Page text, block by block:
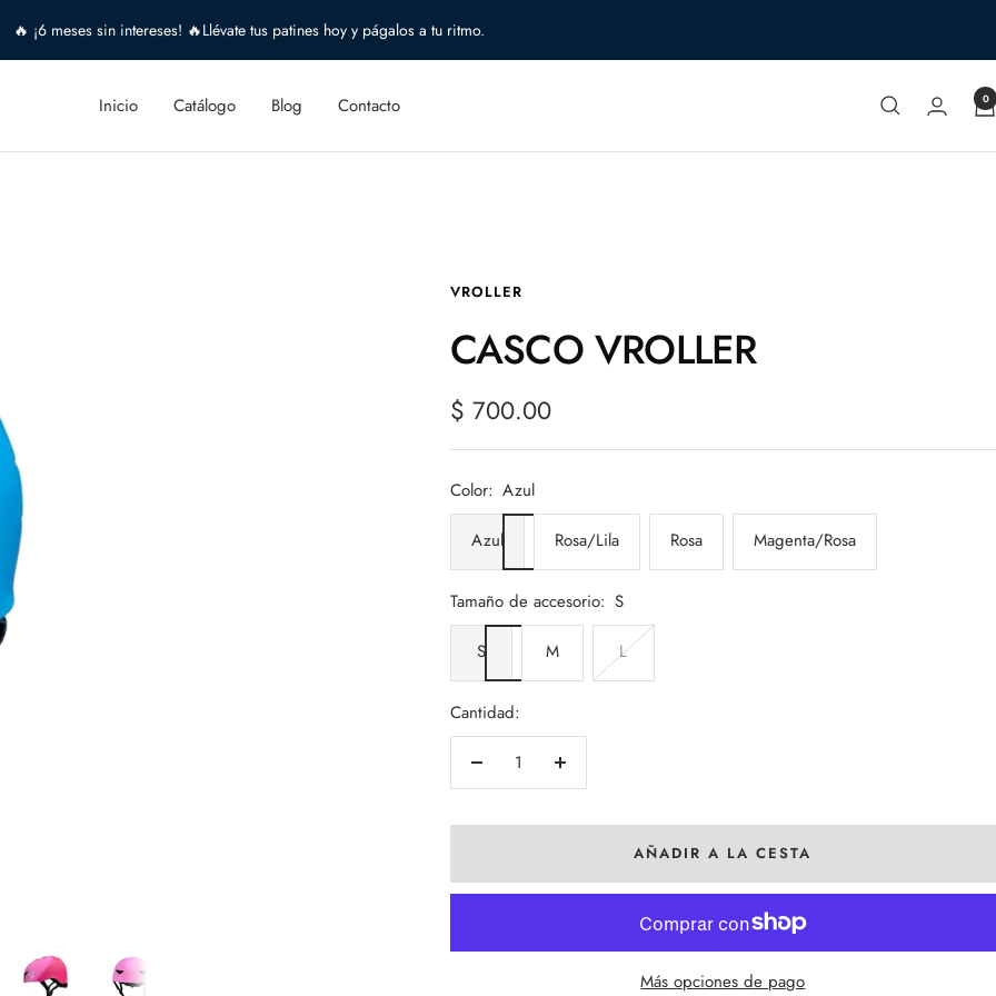
🔥 ¡6 meses sin intereses! 🔥Llévate tus patines hoy y págalos a tu ritmo.
Inicio Catálogo Blog Contacto 0
VROLLER
CASCO VROLLER
Precio
de
venta
$ 700.00
Color: Azul
Azul Rosa/Lila Rosa Magenta/Rosa
Tamaño de accesorio: S
S M L
Cantidad:
Decrecer
Aumentar
AÑADIR A LA CESTA
Más opciones de pago